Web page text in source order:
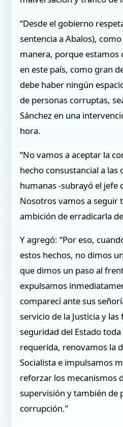
“Desde el gobierno
sentencia a Abalos),
manera, porque estamos
en este país, como gran
debe haber ningún
de personas corruptas,
Sánchez en una
hora.
“No vamos a aceptar la
hecho consustancial a las
humanas -subrayó el jefe
Nosotros vamos a seguir
ambición de erradicarla
Y agregó: “Por eso,
estos hechos, no dimos
que dimos un paso al
expulsamos
comparecí ante sus
servicio de la Justicia y
seguridad del Estado
requerida, renovamos la
Socialista e impulsamos
reforzar los mecanismos
supervisión y también de
corrupción.”